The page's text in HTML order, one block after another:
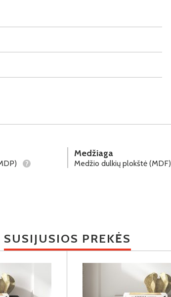
?
Medžiaga
Medžio dulkių plokštė (MDF)
SUSIJUSIOS PREKĖS